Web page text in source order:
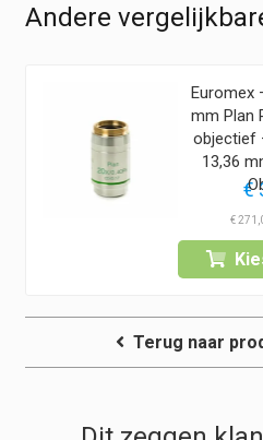
Andere
Euromex
mm Plan
objectief
13,36
€
€
Terug naar